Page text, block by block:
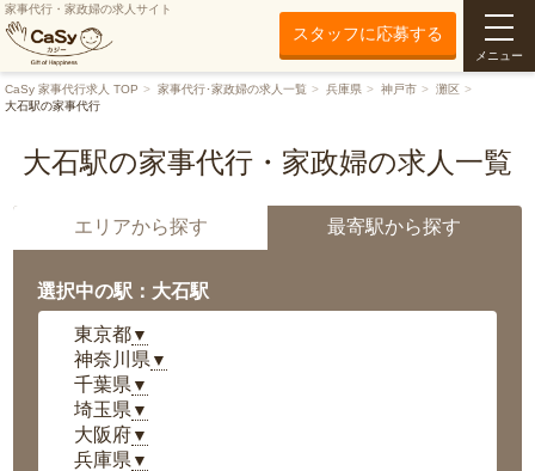
家事代行・家政婦の求人サイト
スタッフに応募する
メニュー
CaSy 家事代行求人 TOP 家事代行･家政婦の求人一覧 兵庫県 神戸市
灘区
大石駅の家事代行
大石駅の家事代行・家政婦の求人一覧
エリアから探す 最寄駅から探す
選択中の駅：大石駅
東京都▼
神奈川県 ▼
千葉県 ▼
埼玉県 ▼
大阪府▼
兵庫県 ▼